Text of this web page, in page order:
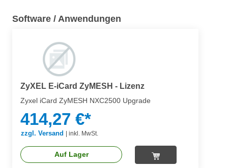
Software / Anwendungen
ZyXEL E-iCard ZyMESH - Lizenz
Zyxel iCard ZyMESH NXC2500 Upgrade
414,27 €*
zzgl. Versand inkl. MwSt.
Auf Lager